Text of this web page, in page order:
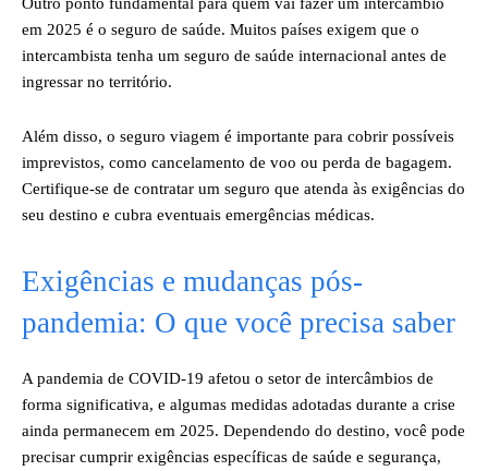
em 2025 é o seguro de saúde. Muitos países exigem que o
intercambista tenha um seguro de saúde internacional antes de
ingressar no território.
Além disso, o seguro viagem é importante para cobrir possíveis
imprevistos, como cancelamento de voo ou perda de bagagem.
Certifique-se de contratar um seguro que atenda às exigências do
seu destino e cubra eventuais emergências médicas.
Exigências e mudanças pós-
pandemia: O que você precisa saber
A pandemia de COVID-19 afetou o setor de intercâmbios de
forma significativa, e algumas medidas adotadas durante a crise
ainda permanecem em 2025. Dependendo do destino, você pode
precisar cumprir exigências específicas de saúde e segurança,